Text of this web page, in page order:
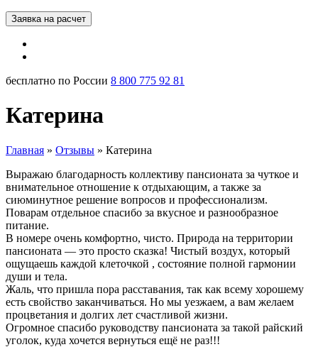
Заявка на расчет
бесплатно по России 8 800 775 92 81
Катерина
Главная » Отзывы » Катерина
Выражаю благодарность коллективу пансионата за чуткое и
внимательное отношение к отдыхающим, а также за
сиюминутное решение вопросов и профессионализм.
Поварам отдельное спасибо за вкусное и разнообразное
питание.
В номере очень комфортно, чисто. Природа на территории
пансионата — это просто сказка! Чистый воздух, который
ощущаешь каждой клеточкой , состояние полной гармонии
души и тела.
Жаль, что пришла пора расставания, так как всему хорошему
есть свойство заканчиваться. Но мы уезжаем, а вам желаем
процветания и долгих лет счастливой жизни.
Огромное спасибо руководству пансионата за такой райский
уголок, куда хочется вернуться ещё не раз!!!